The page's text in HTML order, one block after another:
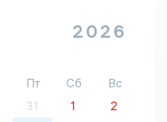
2026
Пт Сб
Вс
31 1
2